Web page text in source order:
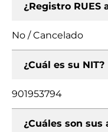
¿Registro RUES
No / Cancelado
¿Cuál es su NIT?
901953794
¿Cuáles son